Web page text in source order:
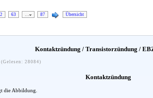
63 … 87 Übersicht
Kontaktzündung / Transistorzündung /
28084)
Kontaktzündung
die Abbildung.